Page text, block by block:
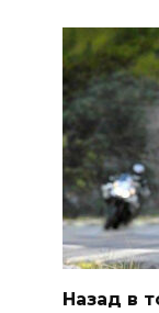
Назад в